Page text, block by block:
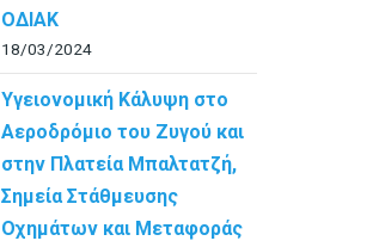
ΟΔΙΑΚ
18/03/2024
Υγειονομική Κάλυψη στο
Αεροδρόμιο του Ζυγού και
στην Πλατεία Μπαλτατζή,
Σημεία Στάθμευσης
Οχημάτων και Μεταφοράς